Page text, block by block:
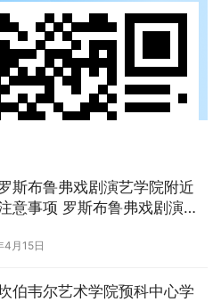
斯布鲁弗戏剧演艺学院附近
意事项 罗斯布鲁弗戏剧演艺
4月15日
伯韦尔艺术学院预科中心学